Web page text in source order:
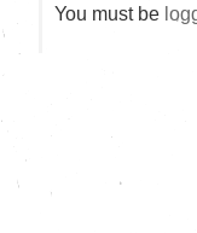
You must be